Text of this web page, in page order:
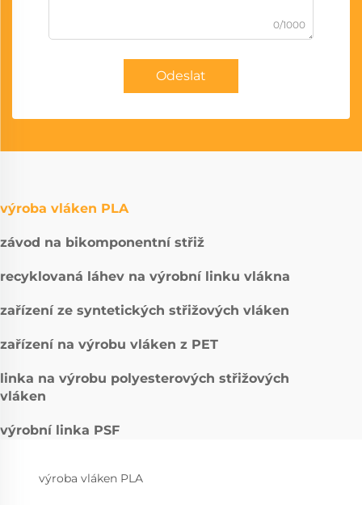
0/1000
Odeslat
výroba vláken PLA
závod na bikomponentní střiž
recyklovaná láhev na výrobní linku vlákna
zařízení ze syntetických střižových vláken
zařízení na výrobu vláken z PET
linka na výrobu polyesterových střižových
vláken
výrobní linka PSF
výroba vláken PLA